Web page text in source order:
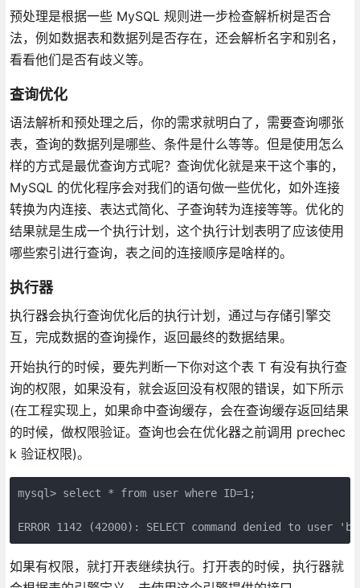
预处理是根据一些 MySQL 规则进一步检查解析树是否合
法，例如数据表和数据列是否存在，还会解析名字和别名，
看看他们是否有歧义等。
查询优化
语法解析和预处理之后，你的需求就明白了，需要查询哪张
表，查询的数据列是哪些、条件是什么等等。但是使用怎么
样的方式是最优查询方式呢？查询优化就是来干这个事的，
MySQL 的优化程序会对我们的语句做一些优化，如外连接
转换为内连接、表达式简化、子查询转为连接等等。优化的
结果就是生成一个执行计划，这个执行计划表明了应该使用
哪些索引进行查询，表之间的连接顺序是啥样的。
执行器
执行器会执行查询优化后的执行计划，通过与存储引擎交
互，完成数据的查询操作，返回最终的数据结果。
开始执行的时候，要先判断一下你对这个表 T 有没有执行查
询的权限，如果没有，就会返回没有权限的错误，如下所示
(在工程实现上，如果命中查询缓存，会在查询缓存返回结果
的时候，做权限验证。查询也会在优化器之前调用 prechec
k 验证权限)。
mysql> select * from user where ID=1;
ERROR 1142 (42000): SELECT command denied to
如果有权限，就打开表继续执行。打开表的时候，执行器就